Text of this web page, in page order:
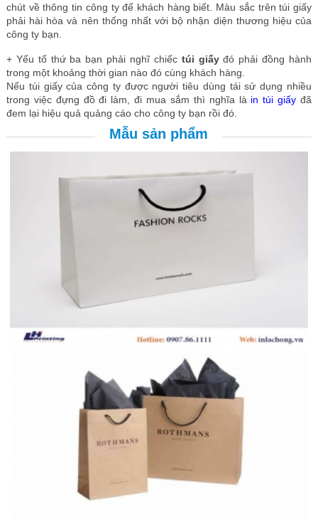
chút về thông tin công ty để khách hàng biết. Màu sắc trên túi giấy
phải hài hòa và nên thống nhất với bộ nhận diện thương hiệu của
công ty bạn.
+ Yếu tố thứ ba bạn phải nghĩ chiếctúi giấyđó phải đồng hành
trong một khoảng thời gian nào đó cùng khách hàng.
Nếu túi giấy của công ty được người tiêu dùng tái sử dụng nhiều
trong việc đựng đồ đi làm, đi mua sắm thì nghĩa là in túi giấy đã
đem lại hiệu quả quảng cáo cho công ty bạn rồi đó.
Mẫu sản phẩm